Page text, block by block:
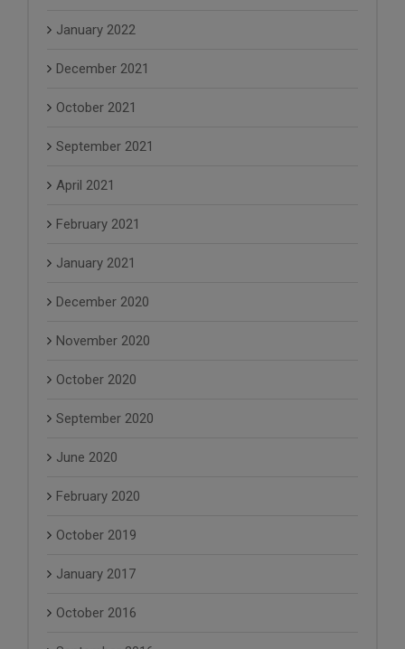
January 2022
December 2021
October 2021
September 2021
April 2021
February 2021
January 2021
December 2020
November 2020
October 2020
September 2020
June 2020
February 2020
October 2019
January 2017
October 2016